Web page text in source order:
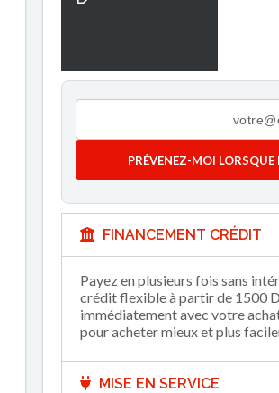
PRÉVENEZ-MOI
FINANCEMENT CRÉDIT
Payez en plusieurs fois sans
crédit flexible à partir de 1500
immédiatement avec votre
pour acheter mieux et plus
MISE EN SERVICE